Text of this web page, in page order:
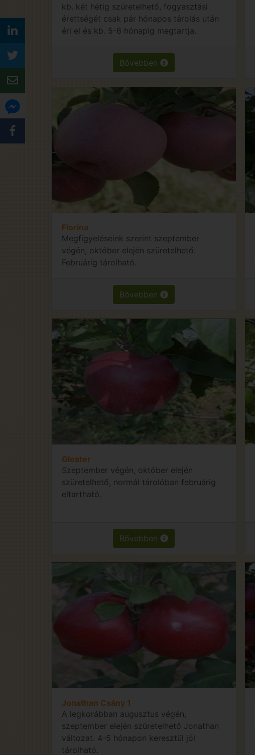
kb. két hétig szüretelhető, fogyasztási
érettségét csak pár hónapos tárolás után
éri el és kb. 5-6 hónapig megtartja.
Bővebben
Florina
Megfigyeléseink szerint szeptember
végén, október elején szüretelhető.
Februárig tárolható.
Bővebben
Gloster
Szeptember végén, október elején
szüretelhető, normál tárolóban februárig
eltartható.
Bővebben
Jonathan Csány 1
A legkorábban augusztus végén,
szeptember elején szüretelhető Jonathan
változat. 4-5 hónapon keresztül jól
tárolható.